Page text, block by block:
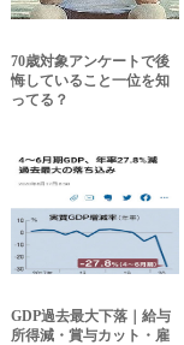
70歳対象アンケートで後
悔していること一位を知
ってる？
GDP過去最大下落｜給与
所得減・賞与カット・雇